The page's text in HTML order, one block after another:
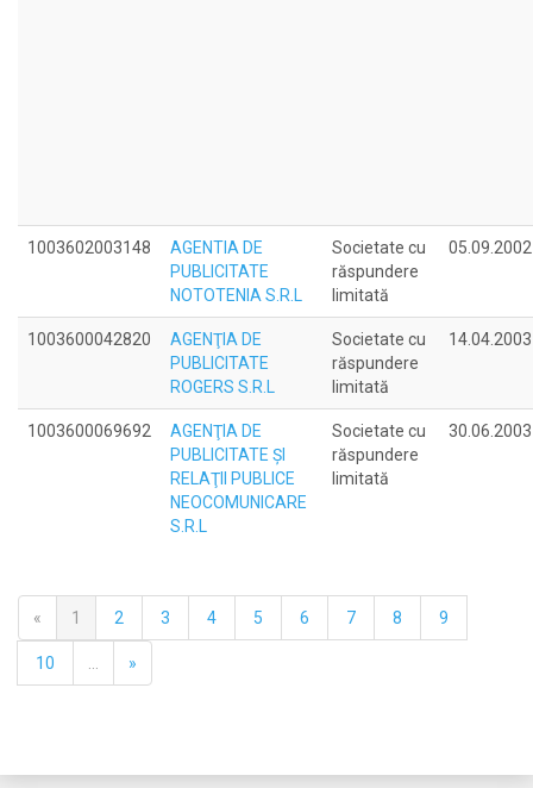
1003602003148
AGENTIA DE
PUBLICITATE
NOTOTENIA S.R.L
Societate cu
răspundere
limitată
05.09.2002
1003600042820
AGENŢIA DE
PUBLICITATE
ROGERS S.R.L
Societate cu
răspundere
limitată
14.04.2003
1003600069692
AGENŢIA DE
PUBLICITATE ŞI
RELAŢII PUBLICE
NEOCOMUNICARE
S.R.L
Societate cu
răspundere
limitată
30.06.2003
« 1 2 3 4 5 6 7 8 9
10 »